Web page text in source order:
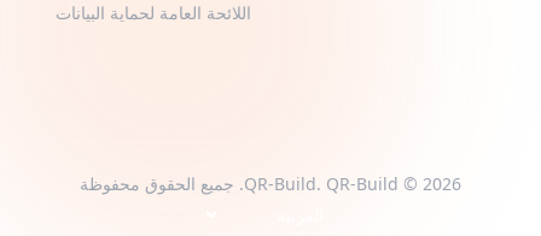
اللائحة العامة لحماية البيانات
2026 © QR-Build. QR-Build. جميع الحقوق محفوظة